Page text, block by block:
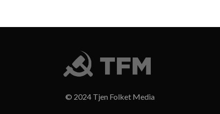
© 2024 Tjen Folket Media